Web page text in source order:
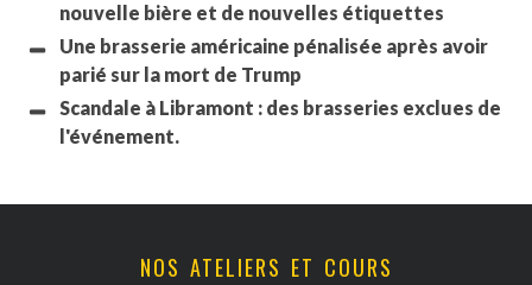
nouvelle bière et de nouvelles étiquettes
Une brasserie américaine pénalisée après avoir
parié sur la mort de Trump
Scandale à Libramont : des brasseries exclues de
l'événement.
NOS ATELIERS ET COURS